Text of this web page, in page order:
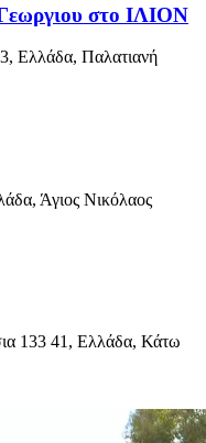
στο ΙΛΙΟΝ
Ελλάδα, Παλατιανή
Άγιος Νικόλαος
133 41, Ελλάδα, Κάτω